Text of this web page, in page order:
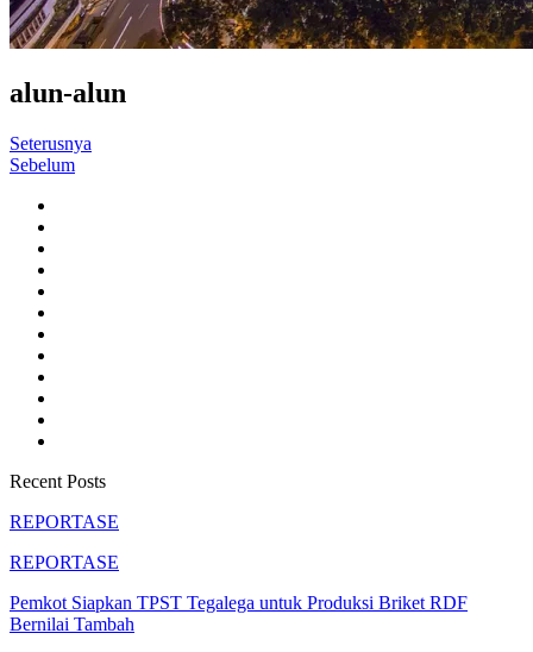
alun-alun
Seterusnya
Sebelum
Recent Posts
REPORTASE
REPORTASE
Pemkot Siapkan TPST Tegalega untuk Produksi Briket RDF
Bernilai Tambah